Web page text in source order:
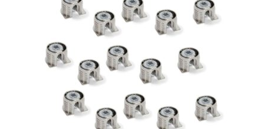
Transporte marítimo